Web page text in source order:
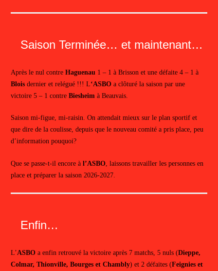
Saison Terminée… et maintenant…
Après le nul contreHaguenau 1 – 1 à Brisson et une défaite 4 – 1 à
Blois dernier et relégué !!! L‘ASBOa clôturé la saison par une
victoire 5 – 1 contre Biesheim à Beauvais.
Saison mi-figue, mi-raisin. On attendait mieux sur le plan sportif et
que dire de la coulisse, depuis que le nouveau comité a pris place, peu
d’information pouquoi?
Que se passe-t-il encore àl’ASBO, laissons travailler les personnes en
place et préparer la saison 2026-2027.
Enfin…
L’ASBOa enfin retrouvé la victoire après 7 matchs, 5 nuls (Dieppe,
Colmar, Thionville, Bourges et Chambly) et 2 défaites (Feignies et